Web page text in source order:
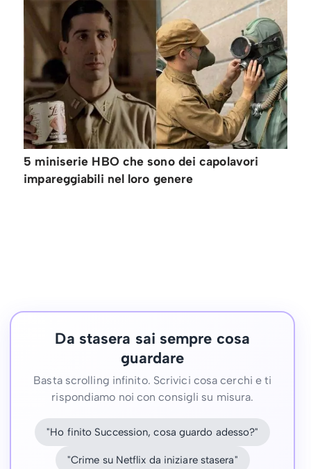
5 miniserie HBO che sono dei capolavori
impareggiabili nel loro genere
Da stasera sai sempre cosa
guardare
Basta scrolling infinito. Scrivici cosa cerchi e ti
rispondiamo noi con consigli su misura.
"Ho finito Succession, cosa guardo adesso?"
"Crime su Netflix da iniziare stasera"